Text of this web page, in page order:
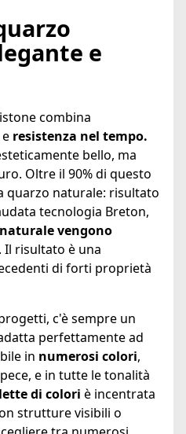
e
combina
e resistenza nel tempo.
bello, ma
Oltre il 90% di questo
quarzo naturale: risultato
tecnologia Breton,
vengono
. Il risultato è una
di forti proprietà
c'è sempre un
perfettamente ad
in numerosi colori,
e in tutte le tonalità
di colori è incentrata
strutture visibili o